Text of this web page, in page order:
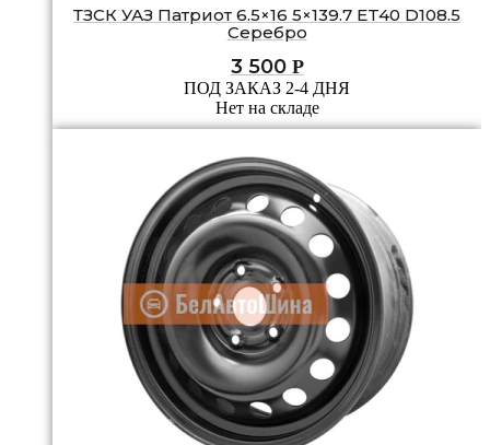
ТЗСК УАЗ Патриот 6.5×16 5×139.7 ET40 D108.5
Серебро
3 500 Р
ПОД ЗАКАЗ 2-4 ДНЯ
Нет на складе